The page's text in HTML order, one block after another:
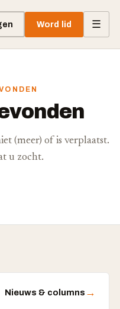
Word lid ☰
(meer) of is verplaatst.
u zocht.
Nieuws & columns →